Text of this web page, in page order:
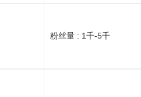
粉丝量 : 1千-5千